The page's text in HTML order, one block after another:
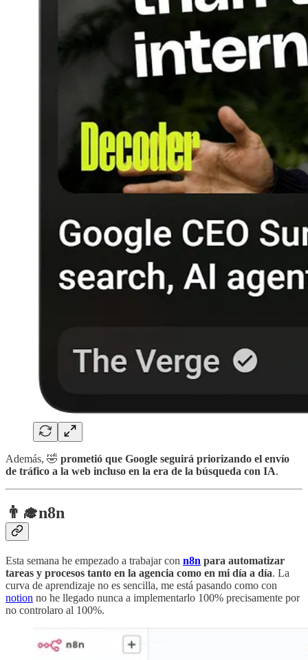
Además, 🤣 prometió que Google seguirá priorizando el envío
de tráfico a la web incluso en la era de la búsqueda con IA.
👨‍🎓n8n
Esta semana he empezado a trabajar con n8n para automatizar
tareas y procesos tanto en la agencia como en mi día a día. La
curva de aprendizaje no es sencilla, me está pasando como con
notion no he llegado nunca a implementarlo 100% precisamente por
no controlaro al 100%.